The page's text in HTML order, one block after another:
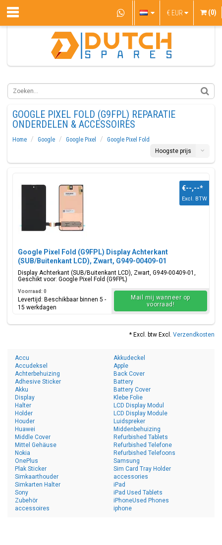
€ EUR (0)
GOOGLE PIXEL FOLD (G9FPL) REPARATIE
ONDERDELEN & ACCESSOIRES
Home Google Google Pixel
Google Pixel Fold
Hoogste prijs
Google Pixel Fold (G9FPL) Display Achterkant
(SUB/Buitenkant LCD), Zwart, G949-00409-01
Display Achterkant (SUB/Buitenkant LCD), Zwart, G949-00409-01,
Geschikt voor: Google Pixel Fold (G9FPL)
€--,--*
Excl. BTW
Voorraad: 0
Levertijd: Beschikbaar binnen 5 -
15 werkdagen
Mail mij wanneer op
voorraad!
* Excl. btw Excl. Verzendkosten
Accu
Accudeksel
Achterbehuizing
Adhesive Sticker
Akku
Akkudeckel
Apple
Back Cover
Battery
Battery Cover
Display
Halter
Holder
Houder
Huawei
Klebe Folie
LCD Display Modul
LCD Display Module
Luidspreker
Middenbehuizing
Middle Cover
Mittel Gehäuse
Nokia
OnePlus
Plak Sticker
Refurbished Tablets
Refurbished Telefone
Refurbished Telefoons
Samsung
Sim Card Tray Holder
Simkaarthouder
Simkarten Halter
Sony
Zubehör
accessoires
accessories
iPad
iPad Used Tablets
iPhoneUsed Phones
iphone